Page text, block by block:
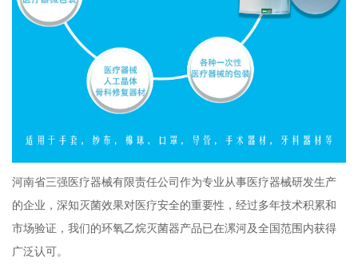
河南省三强医疗器械有限责任公司作为专业从事医疗器械研发生产
的企业，深知灭菌效果对医疗安全的重要性，经过多年技术积累和
市场验证，我们的环氧乙烷灭菌器产品已在漯河及全国范围内获得
广泛认可。